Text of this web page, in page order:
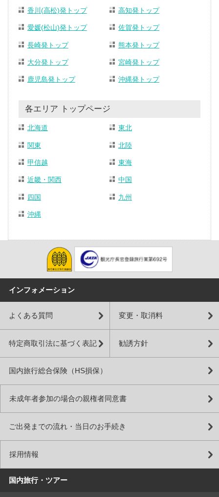
香川(高松)発トップ 高知発トップ
愛媛(松山)発トップ 佐賀発トップ
長崎発トップ 熊本発トップ
大分発トップ 宮崎発トップ
鹿児島発トップ 沖縄発トップ
各エリア トップページ
北海道 東北
関東 北陸
甲信越 東海
近畿・関西 中国
四国 九州
沖縄
インフォメーション
よくある質問 変更・取消料
特定商取引法に基づく表記 勧誘方針
国内旅行総合保険（HS損保）
未成年者参加の場合の親権者同意書
ご出発までの流れ・当日のお手続き
採用情報
国内旅行・ツアー